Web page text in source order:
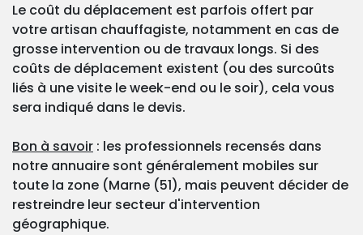
Le coût du déplacement est parfois offert par
votre artisan chauffagiste, notamment en cas de
grosse intervention ou de travaux longs. Si des
coûts de déplacement existent (ou des surcoûts
liés à une visite le week-end ou le soir), cela vous
sera indiqué dans le devis.
Bon à savoir : les professionnels recensés dans
notre annuaire sont généralement mobiles sur
toute la zone (Marne (51), mais peuvent décider de
restreindre leur secteur d'intervention
géographique.